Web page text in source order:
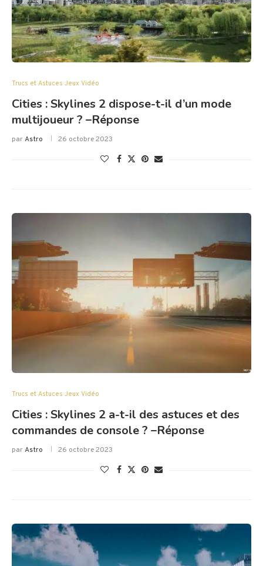
Trucs et Astuces Jeux Vidéo
Cities : Skylines 2 dispose-t-il d’un mode
multijoueur ? –Réponse
parAstro 26 octobre 2023
Trucs et Astuces Jeux Vidéo
Cities : Skylines 2 a-t-il des astuces et des
commandes de console ? –Réponse
parAstro 26 octobre 2023